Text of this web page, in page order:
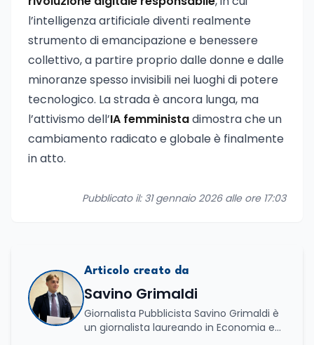
l’intelligenza artificiale diventi realmente
strumento di emancipazione e benessere
collettivo, a partire proprio dalle donne e dalle
minoranze spesso invisibili nei luoghi di potere
tecnologico. La strada è ancora lunga, ma
l’attivismo dell’IA femministadimostra che un
cambiamento radicato e globale è finalmente
in atto.
Pubblicato il: 31 gennaio 2026 alle ore 17:03
Articolo creato da
Savino Grimaldi
Giornalista Pubblicista Savino Grimaldi è
un giornalista laureando in Economia e